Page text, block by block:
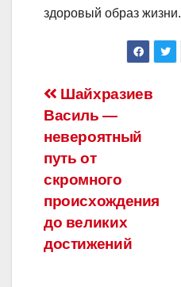
здоровый образ жизни.
Навигация
по
записям
Шайхразиев
Василь —
невероятный
путь от
скромного
происхождения
до великих
достижений